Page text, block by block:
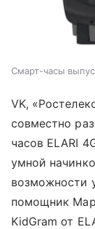
Смарт-часы
VK,
совместно
часов ELARI
умной
возможности
помощник
KidGram от